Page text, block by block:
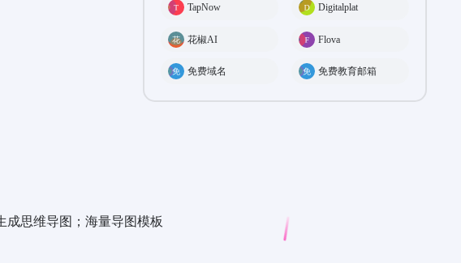
TapNow Digitalplat
花椒AI Flova
免费域名 免费教育邮箱
成思维导图；海量导图模板